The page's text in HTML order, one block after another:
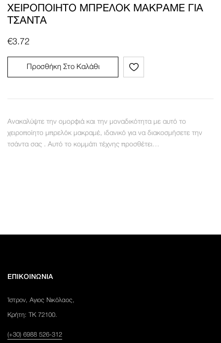
ΧΕΙΡΟΠΟΊΗΤΟ ΜΠΡΕΛΌΚ ΜΑΚΡΑΜΈ ΓΙΑ
ΤΣΆΝΤΑ
€3.72
Προσθήκη Στο Καλάθι
Ανακαλύψτε την ομορφιά και την μοναδικότητα με αυτό το
χειροποίητο μπρελόκ μακραμέ, ιδανικό για να διακοσμήσετε την
τσάντα σας . Αυτό το κομμάτι τέχνης προσθέτει…
ΕΠΙΚΟΙΝΩΝΙΑ
Ίστρον, Αγιος Νικόλαος,
Κρήτη: ΤΚ 72100.
(+30) 6988 526-312